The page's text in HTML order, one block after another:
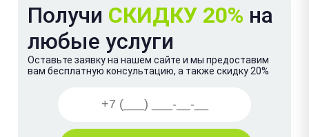
Получи СКИДКУ 20% на
любые услуги
Оставьте заявку на нашем сайте и мы предоставим
вам бесплатную консультацию, а также скидку 20%